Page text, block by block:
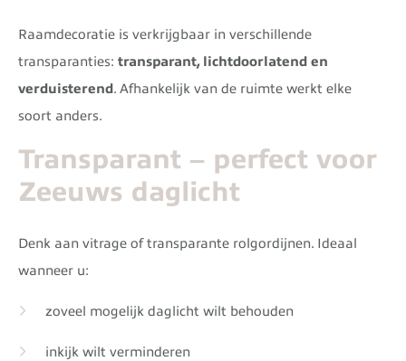
Raamdecoratie is verkrijgbaar in verschillende
transparanties: transparant, lichtdoorlatend en
verduisterend. Afhankelijk van de ruimte werkt elke
soort anders.
Transparant – perfect voor
Zeeuws daglicht
Denk aan vitrage of transparante rolgordijnen. Ideaal
wanneer u:
zoveel mogelijk daglicht wilt behouden
inkijk wilt verminderen